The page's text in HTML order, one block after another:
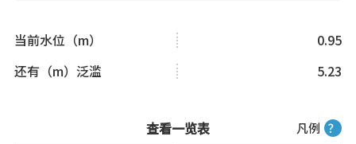
当前水位（m）
0.95
还有（m）泛滥
5.23
凡例 ？
查看一览表